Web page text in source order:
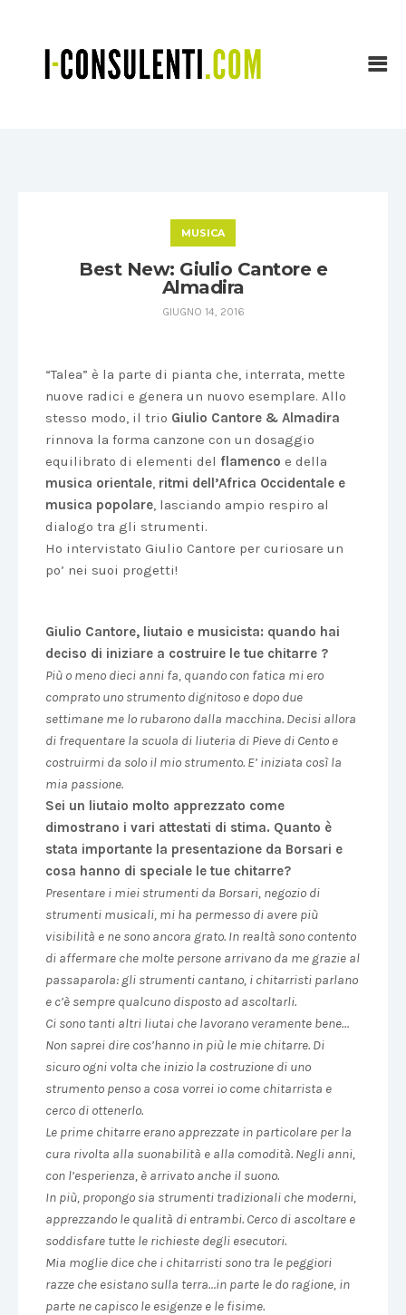
MUSICA
Best New: Giulio Cantore e
Almadira
GIUGNO 14, 2016
“Talea” è la parte di pianta che, interrata, mette
nuove radici e genera un nuovo esemplare. Allo
stesso modo, il trio Giulio Cantore & Almadira
rinnova la forma canzone con un dosaggio
equilibrato di elementi del flamenco e della
musica orientale, ritmi dell’Africa Occidentale e
musica popolare, lasciando ampio respiro al
dialogo tra gli strumenti.
Ho intervistato Giulio Cantore per curiosare un
po’ nei suoi progetti!
Giulio Cantore, liutaio e musicista: quando hai
deciso di iniziare a costruire le tue chitarre ?
Più o meno dieci anni fa, quando con fatica mi ero
comprato uno strumento dignitoso e dopo due
settimane me lo rubarono dalla macchina. Decisi allora
di frequentare la scuola di liuteria di Pieve di Cento e
costruirmi da solo il mio strumento. E’ iniziata così la
mia passione.
Sei un liutaio molto apprezzato come
dimostrano i vari attestati di stima. Quanto è
stata importante la presentazione da Borsari e
cosa hanno di speciale le tue chitarre?
Presentare i miei strumenti da Borsari, negozio di
strumenti musicali, mi ha permesso di avere più
visibilità e ​ ​ne sono ancora grato. In realtà sono contento
di affermare che molte persone arrivano da me grazie al
passaparola​:​ gli strumenti cantano​,​​ ​i chitarristi parlano
e c’è sempre qualcuno disposto ad ascoltarli.
​C​i sono tanti altri liutai che lavorano veramente bene​… ​
Non saprei dire cos’hanno ​in più ​le mie chitarre​. Di
sicuro ogni volta che ​inizio ​la costruzione di uno
strumento ​penso a cosa vorrei ​io ​come chitarrista e
cerco di ottenerlo.
Le prime chitarre erano apprezzate ​in particolare per la
cura rivolta alla suonabilità e ​alla ​comodità​. N​egli anni​, ​
con l’esperienza​,​ è arrivato anche il suono.
In più​,​ propongo sia strumenti tradizionali che moderni​,​
apprezzando le qualità di entrambi.​ ​Cerco di ​ascoltare e
soddisfare ​tutte ​le richieste degli esecutori.
Mia moglie dice che i chitarristi sono tra le peggiori
razze che esistano sulla terra…in parte le do ragione, in
parte ne capisco le esigenze e le fisime.